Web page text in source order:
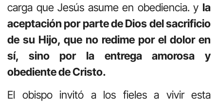
carga que Jesús asume en obediencia. y la
aceptación por parte de Dios del sacrificio
de su Hijo, que no redime por el dolor en
sí, sino por la entrega amorosa y
obediente de Cristo.
El obispo invitó a los fieles a vivir esta